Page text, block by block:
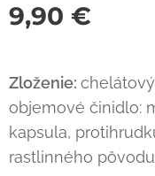
9,90 €
Zloženie:
objemové činidlo:
kapsula,
rastlinného